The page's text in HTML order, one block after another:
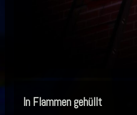
In Flammen gehüllt